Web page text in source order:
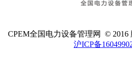
CPEM全国电力设备管理网 ©
沪ICP备